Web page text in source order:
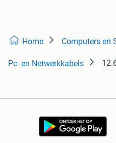
Home Computers en
Pc- en Netwerkkabels